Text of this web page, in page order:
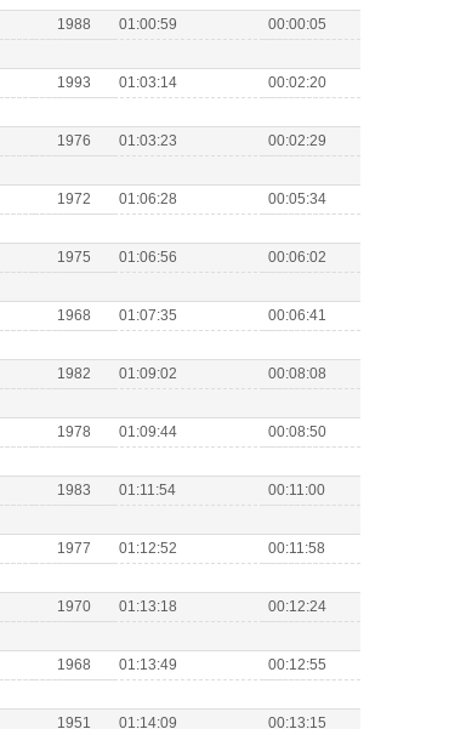
1988 01:00:59 00:00:05
1993 01:03:14 00:02:20
1976 01:03:23 00:02:29
1972 01:06:28 00:05:34
1975 01:06:56 00:06:02
1968 01:07:35 00:06:41
1982 01:09:02 00:08:08
1978 01:09:44 00:08:50
1983 01:11:54 00:11:00
1977 01:12:52 00:11:58
1970 01:13:18 00:12:24
1968 01:13:49 00:12:55
1951 01:14:09 00:13:15